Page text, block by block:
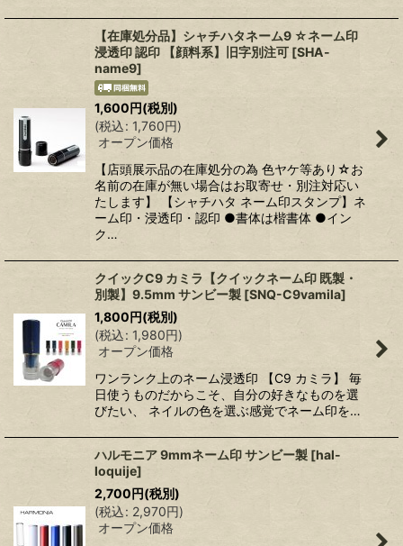
【在庫処分品】シャチハタネーム9 ☆ネーム印
浸透印 認印 【顔料系】旧字別注可 [SHA-
name9]
1,600円(税別)
(税込: 1,760円)
オープン価格
【店頭展示品の在庫処分の為 色ヤケ等あり☆お
名前の在庫が無い場合はお取寄せ・別注対応い
たします】 【シャチハタ ネーム印スタンプ】ネ
ーム印・浸透印・認印 ●書体は楷書体 ●イン
ク…
クイックC9 カミラ【クイックネーム印 既製・
別製】9.5mm サンビー製 [SNQ-C9vamila]
1,800円(税別)
(税込: 1,980円)
オープン価格
ワンランク上のネーム浸透印 【C9 カミラ】 毎
日使うものだからこそ、自分の好きなものを選
びたい、 ネイルの色を選ぶ感覚でネーム印を…
ハルモニア 9mmネーム印 サンビー製 [hal-
loquije]
2,700円(税別)
(税込: 2,970円)
オープン価格